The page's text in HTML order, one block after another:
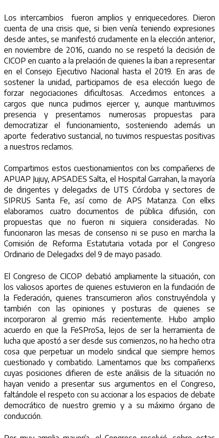
Los intercambios fueron amplios y enriquecedores. Dieron
cuenta de una crisis que, si bien venía teniendo expresiones
desde antes, se manifestó crudamente en la elección anterior,
en noviembre de 2016, cuando no se respetó la decisión de
CICOP en cuanto a la prelación de quienes la iban a representar
en el Consejo Ejecutivo Nacional hasta el 2019. En aras de
sostener la unidad, participamos de esa elección luego de
forzar negociaciones dificultosas. Accedimos entonces a
cargos que nunca pudimos ejercer y, aunque mantuvimos
presencia y presentamos numerosas propuestas para
democratizar el funcionamiento, sosteniendo además un
aporte federativo sustancial, no tuvimos respuestas positivas
a nuestros reclamos.
Compartimos estos cuestionamientos con lxs compañerxs de
APUAP Jujuy, APSADES Salta, el Hospital Garrahan, la mayoría
de dirigentes y delegadxs de UTS Córdoba y sectores de
SIPRUS Santa Fe, así como de APS Matanza. Con ellxs
elaboramos cuatro documentos de pública difusión, con
propuestas que no fueron ni siquiera consideradas. No
funcionaron las mesas de consenso ni se puso en marcha la
Comisión de Reforma Estatutaria votada por el Congreso
Ordinario de Delegadxs del 9 de mayo pasado.
El Congreso de CICOP debatió ampliamente la situación, con
los valiosos aportes de quienes estuvieron en la fundación de
la Federación, quienes transcurrieron años construyéndola y
también con las opiniones y posturas de quienes se
incorporaron al gremio más recientemente. Hubo amplio
acuerdo en que la FeSProSa, lejos de ser la herramienta de
lucha que apostó a ser desde sus comienzos, no ha hecho otra
cosa que perpetuar un modelo sindical que siempre hemos
cuestionado y combatido. Lamentamos que lxs compañerxs
cuyas posiciones difieren de este análisis de la situación no
hayan venido a presentar sus argumentos en el Congreso,
faltándole el respeto con su accionar a los espacios de debate
democrático de nuestro gremio y a su máximo órgano de
conducción.